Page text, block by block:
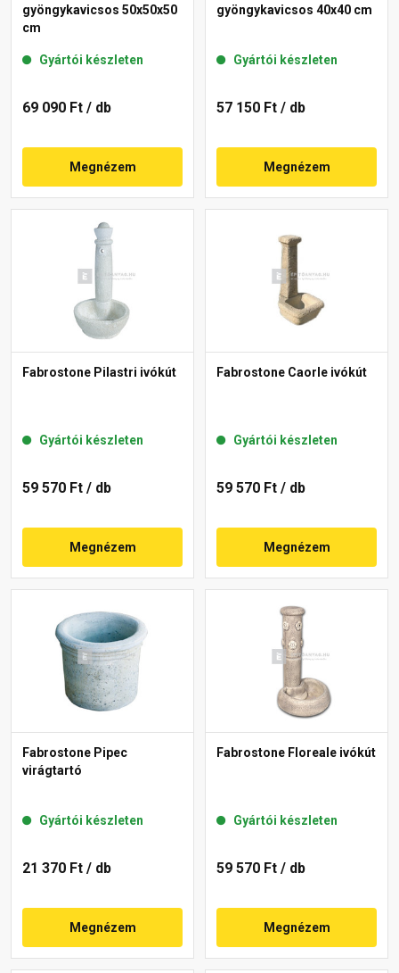
gyöngykavicsos 50x50x50
cm
Gyártói készleten
69 090 Ft / db
Megnézem
gyöngykavicsos 40x40 cm
Gyártói készleten
57 150 Ft / db
Megnézem
Fabrostone Pilastri ivókút
Gyártói készleten
59 570 Ft / db
Megnézem
Fabrostone Caorle ivókút
Gyártói készleten
59 570 Ft / db
Megnézem
Fabrostone Pipec
virágtartó
Gyártói készleten
21 370 Ft / db
Megnézem
Fabrostone Floreale ivókút
Gyártói készleten
59 570 Ft / db
Megnézem